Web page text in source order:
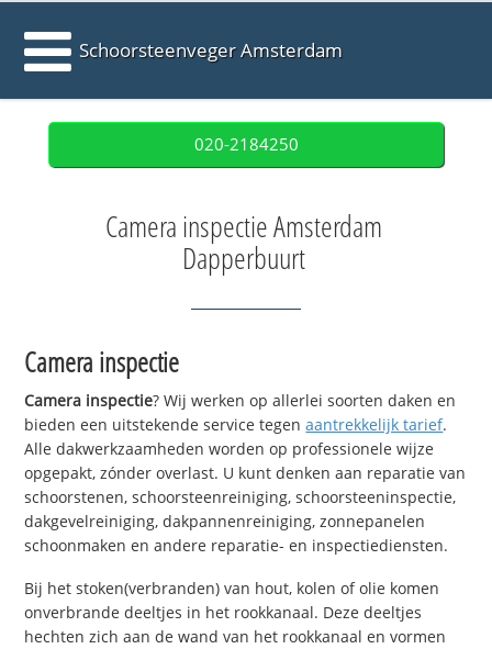
Schoorsteenveger Amsterdam
020-2184250
Camera inspectie Amsterdam
Dapperbuurt
Camera inspectie
Camera inspectie? Wij werken op allerlei soorten daken en
bieden een uitstekende service tegenaantrekkelijk tarief.
Alle dakwerkzaamheden worden op professionele wijze
opgepakt, zónder overlast. U kunt denken aan reparatie van
schoorstenen, schoorsteenreiniging, schoorsteeninspectie,
dakgevelreiniging, dakpannenreiniging, zonnepanelen
schoonmaken en andere reparatie- en inspectiediensten.
Bij het stoken(verbranden) van hout, kolen of olie komen
onverbrande deeltjes in het rookkanaal. Deze deeltjes
hechten zich aan de wand van het rookkanaal en vormen